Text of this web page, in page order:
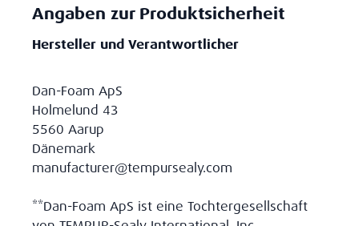
Angaben zur Produktsicherheit
Hersteller und Verantwortlicher
Dan-Foam ApS
Holmelund 43
5560 Aarup
Dänemark
manufacturer@tempursealy.com
**Dan-Foam ApS ist eine Tochtergesellschaft